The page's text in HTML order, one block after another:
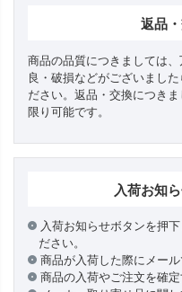
返品
商品の品質につきましては
良・破損などがございまし
ださい。返品・交換につき
限り可能です。
入荷お知
入荷お知らせボタンを押
ださい。
商品が入荷した際にメール
商品の入荷やご注文を確